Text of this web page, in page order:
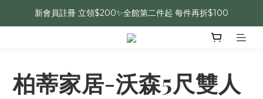
新會員註冊 立領$200✨全館第二件起 每件再折$100
柏蒂家居-沃森5尺雙人